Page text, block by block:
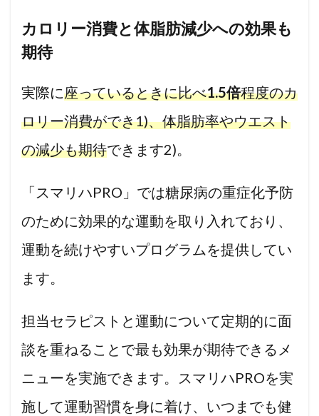
カロリー消費と体脂肪減少への効果も
期待
実際に座っているときに比べ1.5倍程度のカ
ロリー消費ができ1)、体脂肪率やウエスト
の減少も期待できます2)。
「スマリハPRO」では糖尿病の重症化予防
のために効果的な運動を取り入れており、
運動を続けやすいプログラムを提供してい
ます。
担当セラピストと運動について定期的に面
談を重ねることで最も効果が期待できるメ
ニューを実施できます。スマリハPROを実
施して運動習慣を身に着け、いつまでも健